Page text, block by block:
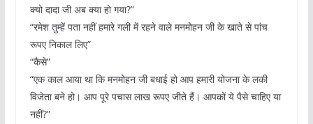
क्यो दादा जी अब क्या हो गया?”
“रमेश तुम्हें पता नहीं हमारे गली में रहने वाले मनमोहन जी के खाते से पांच
रूपए निकाल लिए”
“कैसे”
“एक काल आया था कि मनमोहन जी बधाई हो आप हमारी योजना के लकी
विजेता बने हो। आप पूरे पचास लाख रूपए जीते हैं। आपकों ये पैसे चाहिए या
नहीं?”